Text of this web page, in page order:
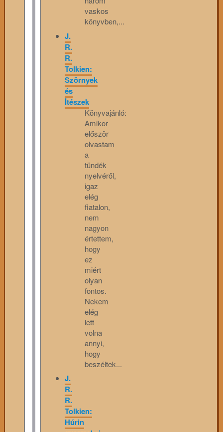
vaskos
könyvben,...
J.
R.
R.
Tolkien:
Szörnyek
és
Ítészek
Könyvajánló:
Amikor
először
olvastam
a
tündék
nyelvéről,
igaz
elég
fiatalon,
nem
nagyon
értettem,
hogy
ez
miért
olyan
fontos.
Nekem
elég
lett
volna
annyi,
hogy
beszéltek...
J.
R.
R.
Tolkien:
Húrin